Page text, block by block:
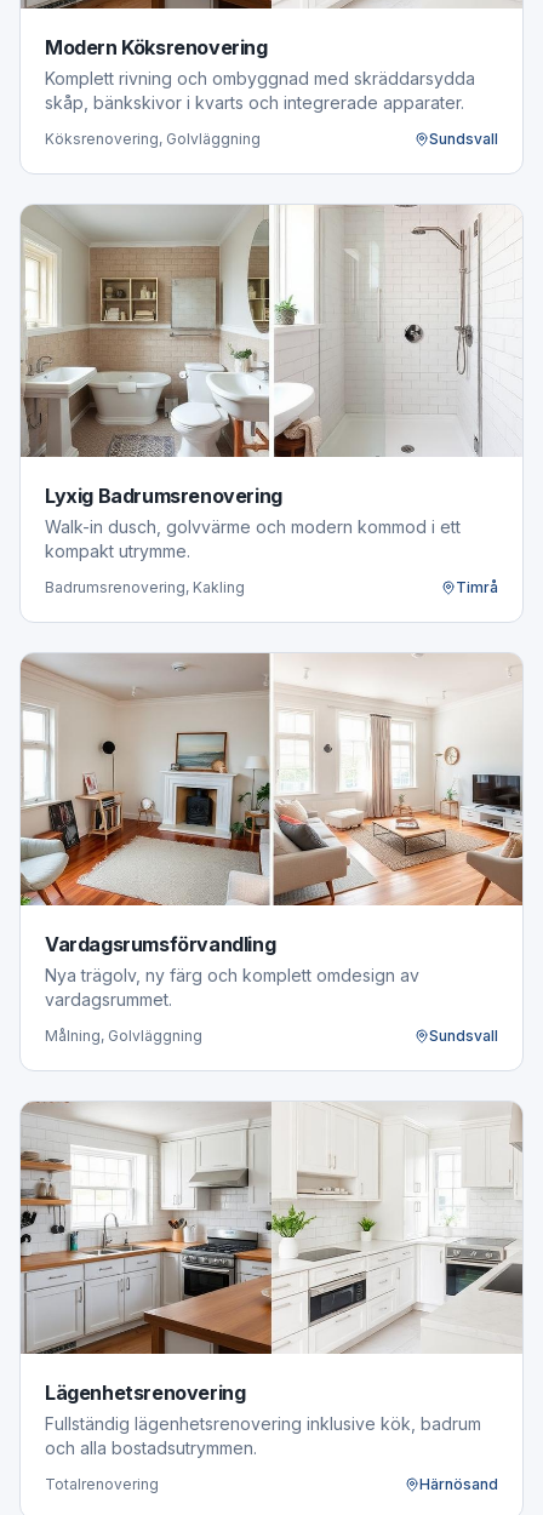
Modern Köksrenovering
Komplett rivning och ombyggnad med skräddarsydda
skåp, bänkskivor i kvarts och integrerade apparater.
Köksrenovering, Golvläggning Sundsvall
Lyxig Badrumsrenovering
Walk-in dusch, golvvärme och modern kommod i ett
kompakt utrymme.
Badrumsrenovering, Kakling Timrå
Vardagsrumsförvandling
Nya trägolv, ny färg och komplett omdesign av
vardagsrummet.
Målning, Golvläggning Sundsvall
Lägenhetsrenovering
Fullständig lägenhetsrenovering inklusive kök, badrum
och alla bostadsutrymmen.
Totalrenovering Härnösand